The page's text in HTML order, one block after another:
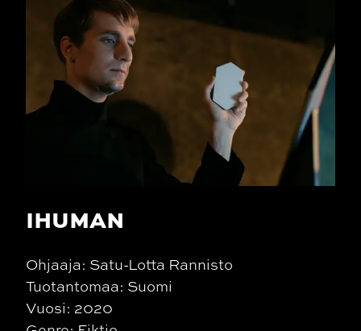
IHUMAN
Ohjaaja: Satu-Lotta Rannisto
Tuotantomaa: Suomi
Vuosi: 2020